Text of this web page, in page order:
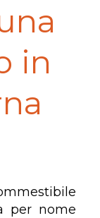
in
per nome